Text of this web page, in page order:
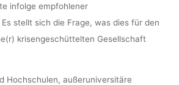
infolge empfohlener
stellt sich die Frage, was dies für den
krisengeschüttelten Gesellschaft
Hochschulen, außeruniversitäre